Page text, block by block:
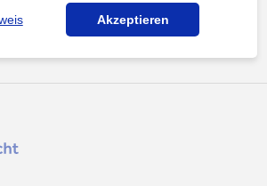
Nachhilfe Studios
Akzeptieren